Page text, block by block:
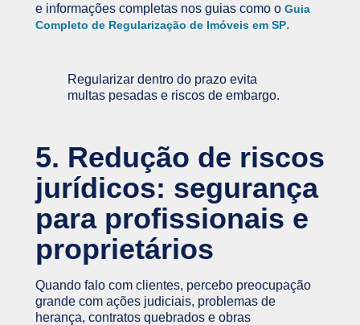
e informações completas nos guias como o Guia
Completo de Regularização de Imóveis em SP.
Regularizar dentro do prazo evita
multas pesadas e riscos de embargo.
5. Redução de riscos
jurídicos: segurança
para profissionais e
proprietários
Quando falo com clientes, percebo preocupação
grande com ações judiciais, problemas de
herança, contratos quebrados e obras